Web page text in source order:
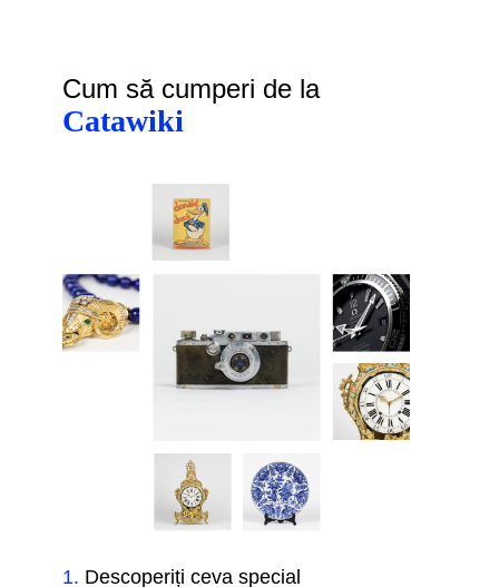
Cum să cumperi de la
Catawiki
1. Descoperiți ceva special